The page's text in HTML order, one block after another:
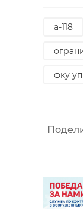
а-118
фку